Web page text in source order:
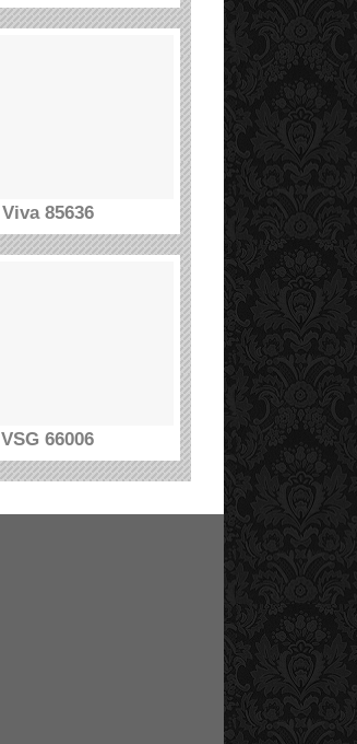
Viva 85636
VSG 66006